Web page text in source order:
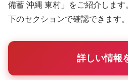
備蓄 沖縄 東村」をご紹介しま
下のセクションで確認できます。
詳しい情報